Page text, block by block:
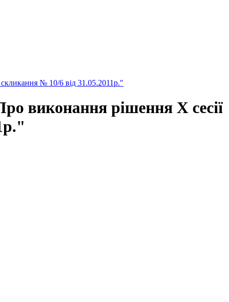
№ 10/6 від 31.05.2011р."
виконання рішення X сесії